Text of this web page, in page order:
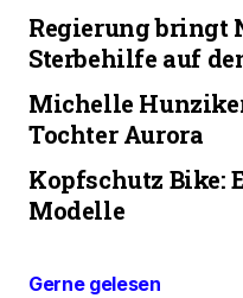
Regierung bringt
Sterbehilfe auf
Michelle
Tochter Aurora
Kopfschutz Bike:
Modelle
Gerne gelesen